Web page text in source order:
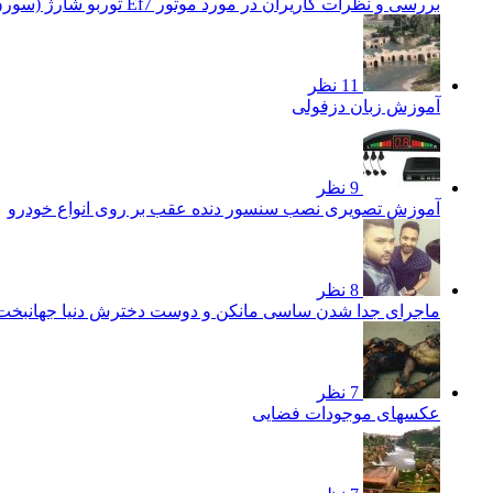
11 نظر
آموزش زبان دزفولی
9 نظر
آموزش تصویری نصب سنسور دنده عقب بر روی انواع خودرو
8 نظر
ماجرای جدا شدن ساسی مانکن و دوست دخترش دنیا
7 نظر
عکسهای موجودات فضایی